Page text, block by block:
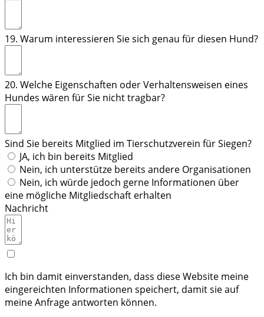
19. Warum interessieren Sie sich genau für diesen Hund?
20. Welche Eigenschaften oder Verhaltensweisen eines
Hundes wären für Sie nicht tragbar?
Sind Sie bereits Mitglied im Tierschutzverein für Siegen?
JA, ich bin bereits Mitglied
Nein, ich unterstütze bereits andere Organisationen
Nein, ich würde jedoch gerne Informationen über
eine mögliche Mitgliedschaft erhalten
Nachricht
Ich bin damit einverstanden, dass diese Website meine
eingereichten Informationen speichert, damit sie auf
meine Anfrage antworten können.